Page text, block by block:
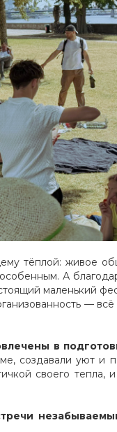
тёплой: живое
А
маленький
—
в
создавали уют
своего тепла,